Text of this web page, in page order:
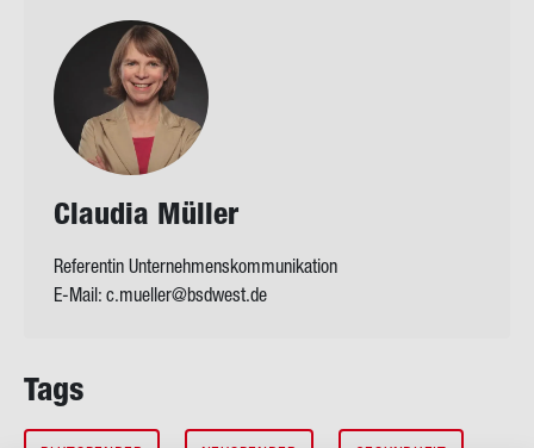
Clau­dia Mül­ler
Referentin Unternehmenskommunikation
E-Mail: c.mueller@bsdwest.de
Tags